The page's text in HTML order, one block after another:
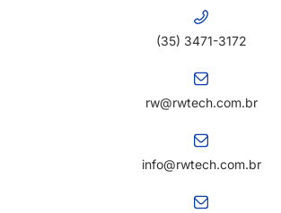
(35) 3471-3172
rw@rwtech.com.br
info@rwtech.com.br